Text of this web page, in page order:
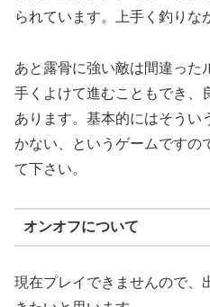
られています。上手く釣りな
あと露骨に強い敵は間違った
手くよけて進むこともでき、
あります。基本的にはそうい
かない、というゲームですの
て下さい。
オンオフについて
現在プレイできませんので、